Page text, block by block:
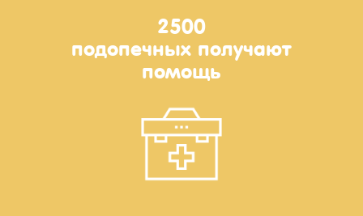
2500
подопечных получают
помощь